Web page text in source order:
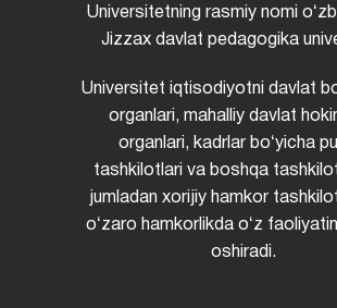
Universitetning rasmiy nomi
Jizzax davlat pedagogika
Universitet iqtisodiyotni davlat
organlari, mahalliy davlat
organlari, kadrlar boʻyicha
tashkilotlari va boshqa
jumladan xorijiy hamkor
oʻzaro hamkorlikda oʻz
oshiradi.